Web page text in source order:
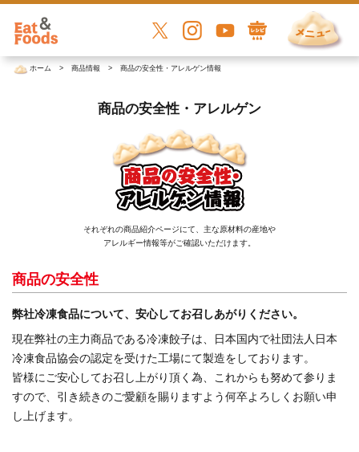
ホーム 商品情報 商品の安全性・アレルゲン情報
商品の安全性・アレルゲン
それぞれの商品紹介ページにて、主な原材料の産地や
アレルギー情報等がご確認いただけます。
商品の安全性
弊社冷凍食品について、安心してお召しあがりください。
現在弊社の主力商品である冷凍餃子は、日本国内で社団法人日本
冷凍食品協会の認定を受けた工場にて製造をしております。
皆様にご安心してお召し上がり頂く為、これからも努めて参りま
すので、引き続きのご愛顧を賜りますよう何卒よろしくお願い申
し上げます。